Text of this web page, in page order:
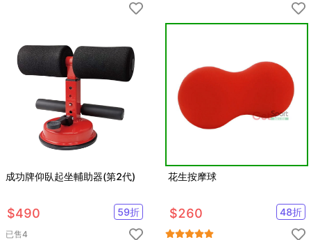
成功牌仰臥起坐輔助器(第2代)
$490 59折
已售4
花生按摩球
$260 48折